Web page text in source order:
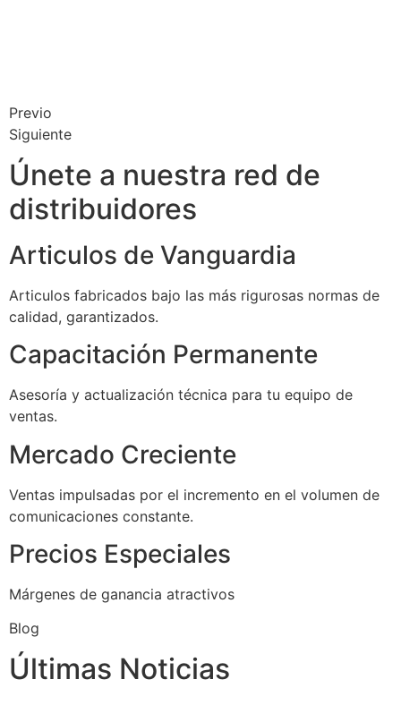
Previo
Siguiente
Únete a nuestra red de
distribuidores
Articulos de Vanguardia
Articulos fabricados bajo las más rigurosas normas de
calidad, garantizados.
Capacitación Permanente
Asesoría y actualización técnica para tu equipo de
ventas.
Mercado Creciente
Ventas impulsadas por el incremento en el volumen de
comunicaciones constante.
Precios Especiales
Márgenes de ganancia atractivos
Blog
Últimas Noticias